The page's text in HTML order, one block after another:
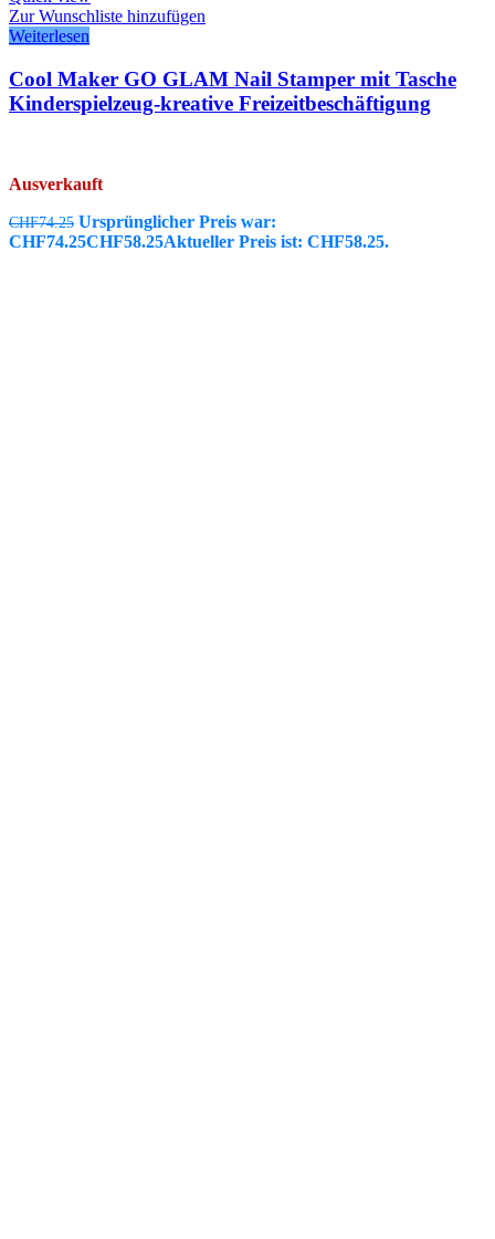
Zur Wunschliste hinzufügen
Weiterlesen
Cool Maker GO GLAM Nail Stamper mit Tasche
Kinderspielzeug-kreative Freizeitbeschäftigung
Ausverkauft
CHF74.25 Ursprünglicher Preis war:
CHF74.25CHF58.25Aktueller Preis ist: CHF58.25.